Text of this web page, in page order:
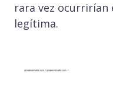
rara vez ocurrirían
legítima.